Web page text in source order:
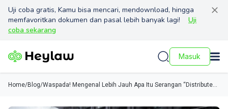
Uji coba gratis, Kamu bisa mencari, mendownload, hingga
memfavoritkan dokumen dan pasal lebih banyak lagi!
Uji
coba sekarang
Masuk
Home/Blog/Waspada! Mengenal Lebih Jauh Apa Itu Serangan “Distributed